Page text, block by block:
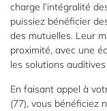
Accueil
appareils
auditifs
Nos
services
charge l’intégralité
puissiez bénéficier
des mutuelles. Leur
proximité, avec une
les solutions
En faisant appel à
(77), vous bénéficiez